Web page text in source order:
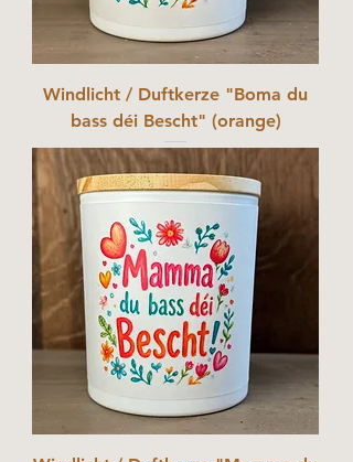
Windlicht / Duftkerze "Boma du
bass déi Bescht" (orange)